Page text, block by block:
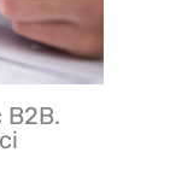
B2B.